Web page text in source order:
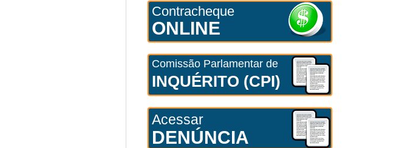
Contracheque
ONLINE
Comissão Parlamentar de
INQUÉRITO (CPI)
Acessar
DENÚNCIA